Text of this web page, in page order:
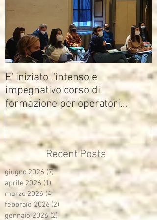
E' iniziato l'intenso e
impegnativo corso di
formazione per operatori
multimediali Avisco
Recent Posts
giugno 2026 (7)7 post
aprile 2026 (1)1 post
marzo 2026 (4)4 post
febbraio 2026 (2)
gennaio 2026 (2)2 post